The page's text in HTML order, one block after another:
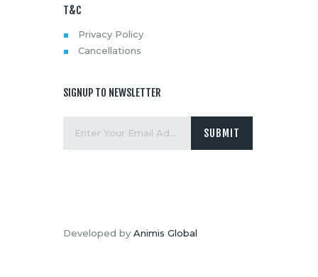
T&C
Privacy Policy
Cancellations
SIGNUP TO NEWSLETTER
Developed by Animis Global